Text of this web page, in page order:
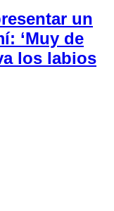
un
‘Muy de
los labios